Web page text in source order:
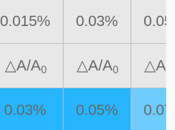
0.015% 0.03%
△A/A0 △A/A0 △A/
0.03% 0.05%